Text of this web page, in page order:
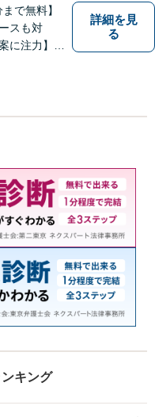
で無料】
スも対
に注力】
詳細を見
る
キング